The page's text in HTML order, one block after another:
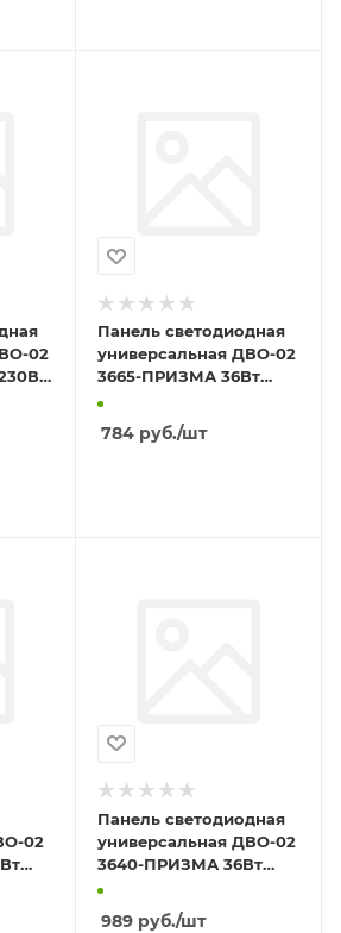
02
Панель светодиодная
универсальная ДВО-02
3665-ПРИЗМА 36Вт
784руб./шт
02
Панель светодиодная
универсальная ДВО-02
3640-ПРИЗМА 36Вт
230В 4020К 110Лм/Вт
595х595х19мм
989руб./шт